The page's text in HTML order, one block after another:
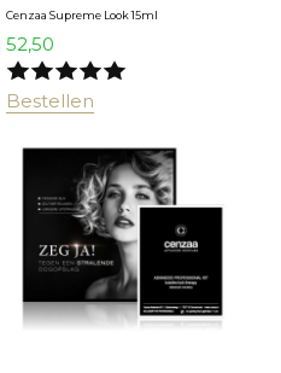
Cenzaa Supreme Look 15ml
52,50
Bestellen